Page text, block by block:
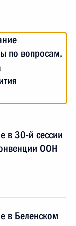
по вопросам,
в 30-й сессии
ООН
в Беленском